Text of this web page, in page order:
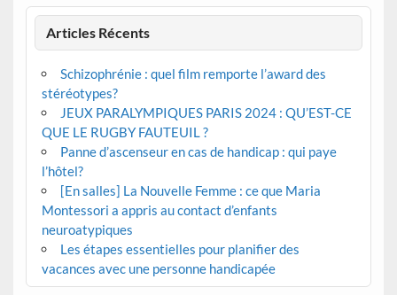
Articles Récents
Schizophrénie : quel film remporte l’award des
stéréotypes?
JEUX PARALYMPIQUES PARIS 2024 : QU’EST-CE
QUE LE RUGBY FAUTEUIL ?
Panne d’ascenseur en cas de handicap : qui paye
l’hôtel?
[En salles] La Nouvelle Femme : ce que Maria
Montessori a appris au contact d’enfants
neuroatypiques
Les étapes essentielles pour planifier des
vacances avec une personne handicapée